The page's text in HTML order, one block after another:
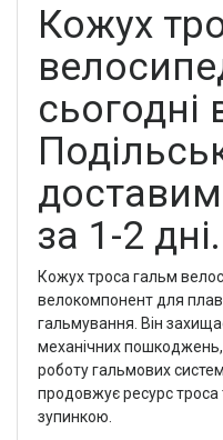
Кожух
сьогодні
за 1-2 дні.
Кожух троса гальм
велокомпонент для
гальмування. Він
механічних
роботу гальмових
продовжує ресурс
зупинкою.